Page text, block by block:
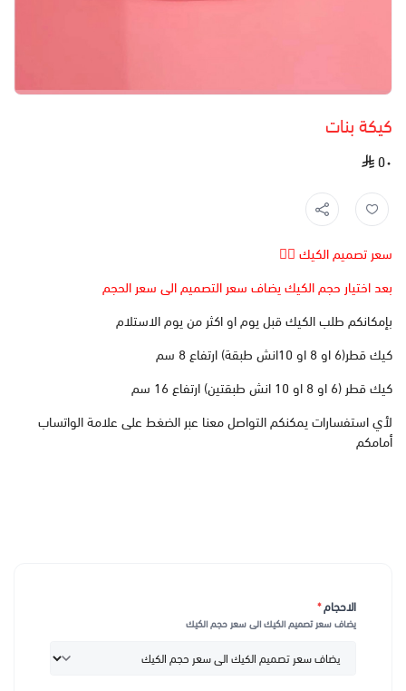
كيكة بنات
٥٠
سعر تصميم الكيك 👆🏻
بعد اختيار حجم الكيك يضاف سعر التصميم الى سعر الحجم
بإمكانكم طلب الكيك قبل يوم او اكثر من يوم الاستلام
كيك قطر(6 او 8 او 10انش طبقة) ارتفاع 8 سم
كيك قطر (6 او 8 او 10 انش طبقتين) ارتفاع 16 سم
لأي استفسارات يمكنكم التواصل معنا عبر الضغط على علامة الواتساب
أمامكم
الاحجام*
يضاف سعر تصميم الكيك الى سعر حجم الكيك